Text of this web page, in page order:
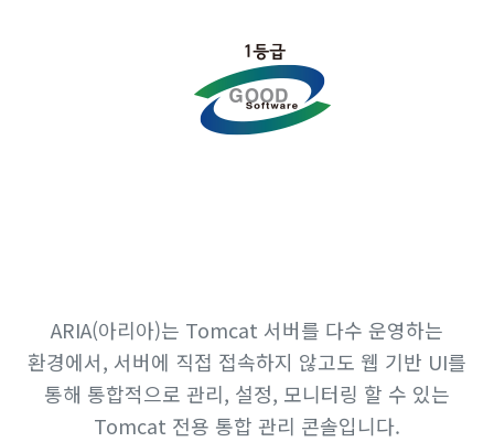
ARIA(아리아)는 Tomcat 서버를 다수 운영하는
환경에서, 서버에 직접 접속하지 않고도 웹 기반 UI를
통해 통합적으로 관리, 설정, 모니터링 할 수 있는
Tomcat 전용 통합 관리 콘솔입니다.